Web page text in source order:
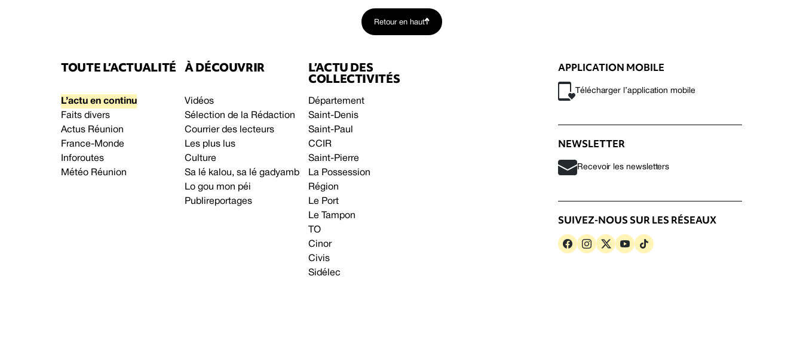
Retour en haut
TOUTE L’ACTUALITÉ
L’actu en continu
Faits divers
Actus Réunion
France-Monde
Inforoutes
Météo Réunion
À DÉCOUVRIR
Vidéos
Sélection de la Rédaction
Courrier des lecteurs
Les plus lus
Culture
Sa lé kalou, sa lé gadyamb
Lo gou mon péi
Publireportages
L’ACTU DES
COLLECTIVITÉS
Département
Saint-Denis
Saint-Paul
CCIR
Saint-Pierre
La Possession
Région
Le Port
Le Tampon
TO
Cinor
Civis
Sidélec
APPLICATION MOBILE
Télécharger l’application mobile
NEWSLETTER
Recevoir les newsletters
SUIVEZ-NOUS SUR LES RÉSEAUX